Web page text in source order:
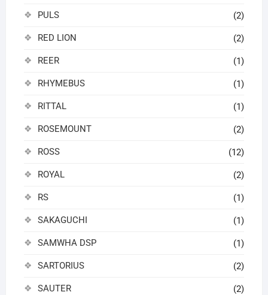
PULS (2)
RED LION (2)
REER (1)
RHYMEBUS (1)
RITTAL (1)
ROSEMOUNT (2)
ROSS (12)
ROYAL (2)
RS (1)
SAKAGUCHI (1)
SAMWHA DSP (1)
SARTORIUS (2)
SAUTER (2)